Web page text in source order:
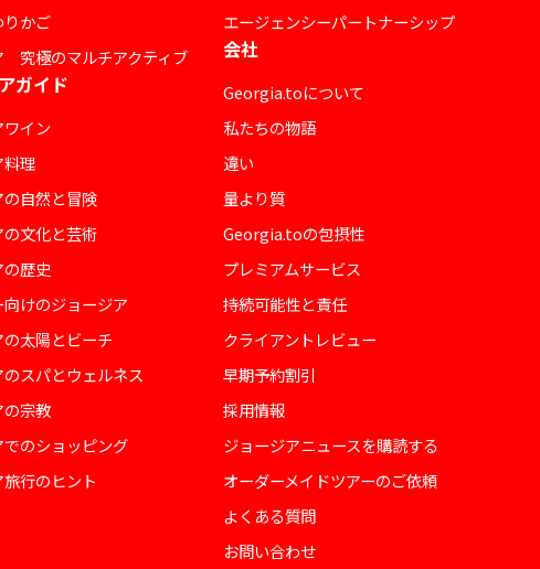
りかご
究極のマルチアクティブ
ガイド
イン
料理
自然と冒険
文化と芸術
歴史
けのジョージア
太陽とビーチ
スパとウェルネス
の宗教
のショッピング
行のヒント
エージェンシーパートナーシップ
会社
Georgia.toについて
私たちの物語
違い
量より質
Georgia.toの包摂性
プレミアムサービス
持続可能性と責任
クライアントレビュー
早期予約割引
採用情報
ジョージアニュースを購読する
オーダーメイドツアーのご依頼
よくある質問
お問い合わせ